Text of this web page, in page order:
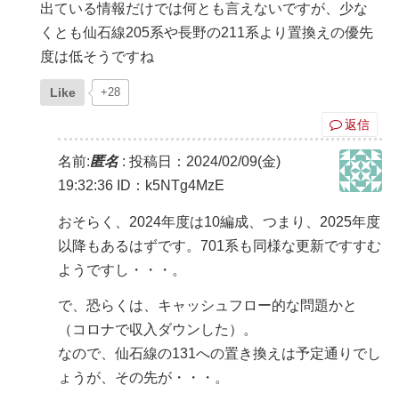
出ている情報だけでは何とも言えないですが、少な
くとも仙石線205系や長野の211系より置換えの優先
度は低そうですね
Like +28
返信
名前:匿名: 投稿日：2024/02/09(金)
19:32:36 ID：k5NTg4MzE
おそらく、2024年度は10編成、つまり、2025年度
以降もあるはずです。701系も同様な更新ですすむ
ようですし・・・。
で、恐らくは、キャッシュフロー的な問題かと
（コロナで収入ダウンした）。
なので、仙石線の131への置き換えは予定通りでし
ょうが、その先が・・・。